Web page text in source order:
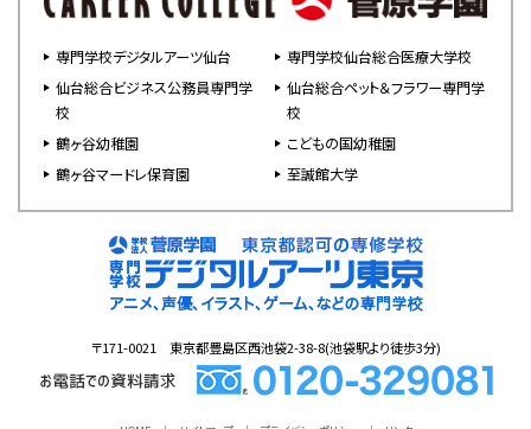
専門学校デジタルアーツ仙台
専門学校仙台総合医療大学校
仙台総合ビジネス公務員専門学
校
仙台総合ペット＆フラワー専門学
校
鶴ヶ谷幼稚園
こどもの国幼稚園
鶴ヶ谷マードレ保育園
至誠館大学
〒171-0021 東京都豊島区西池袋2-38-8(池袋駅より徒歩3分)